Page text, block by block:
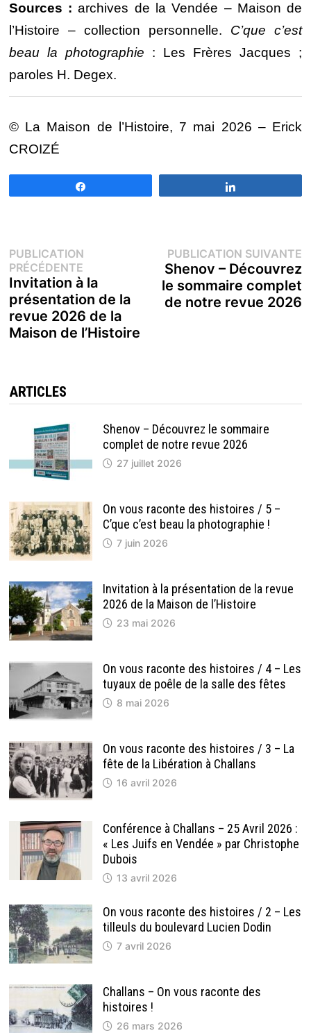
Sources : archives de la Vendée – Maison de
l’Histoire – collection personnelle. C’que c’est
beau la photographie : Les Frères Jacques ;
paroles H. Degex.
© La Maison de l’Histoire, 7 mai 2026 – Erick
CROIZÉ
Navigation
de
l’article
PUBLICATION
PRÉCÉDENTEPublication
précédente :
Invitation à la
présentation de la
revue 2026 de la
Maison de l’Histoire
PUBLICATION SUIVANTE
Shenov – Découvrez
le sommaire complet
de notre revue 2026
ARTICLES
Shenov – Découvrez le sommaire
complet de notre revue 2026
27 juillet 2026
On vous raconte des histoires / 5 –
C’que c’est beau la photographie !
7 juin 2026
Invitation à la présentation de la revue
2026 de la Maison de l’Histoire
23 mai 2026
On vous raconte des histoires / 4 – Les
tuyaux de poêle de la salle des fêtes
8 mai 2026
On vous raconte des histoires / 3 – La
fête de la Libération à Challans
16 avril 2026
Conférence à Challans – 25 Avril 2026 :
« Les Juifs en Vendée » par Christophe
Dubois
13 avril 2026
On vous raconte des histoires / 2 – Les
tilleuls du boulevard Lucien Dodin
7 avril 2026
Challans – On vous raconte des
histoires !
26 mars 2026